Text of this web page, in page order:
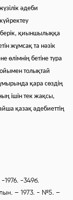
әдеби
берік, қиыншылыққа
жұмсақ та нәзік
өлімнің бетіне тура
толықтай
қара сөздің
ішін тек жақсы,
қазақ әдебиеттің
-349б.
– 1973. - №5. –